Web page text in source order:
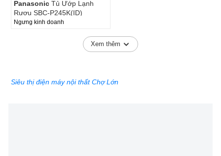
Panasonic Tủ Ướp Lạnh
Rượu SBC-P245K(ID)
Ngưng kinh doanh
Xem thêm
Siêu thị điện máy nội thất Chợ Lớn